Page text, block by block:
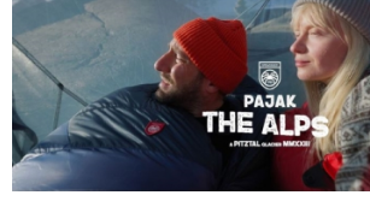
7-11取貨付款
每筆NT$60，滿NT$490(含以上)免運費
付款後7-11取貨
每筆NT$60，滿NT$490(含以上)免運費
宅配